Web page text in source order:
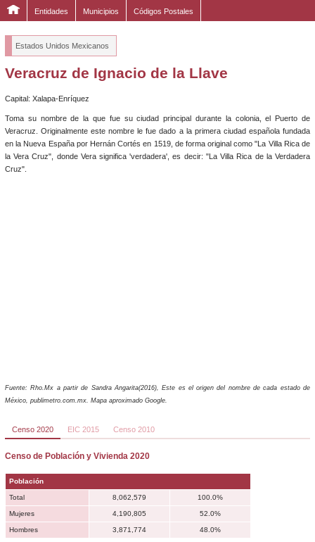
Entidades Municipios Códigos Postales
Estados Unidos Mexicanos
Veracruz de Ignacio de la Llave
Capital: Xalapa-Enríquez
Toma su nombre de la que fue su ciudad principal durante la colonia, el Puerto de
Veracruz. Originalmente este nombre le fue dado a la primera ciudad española fundada
en la Nueva España por Hernán Cortés en 1519, de forma original como "La Villa Rica de
la Vera Cruz", donde Vera significa 'verdadera', es decir: "La Villa Rica de la Verdadera
Cruz".
Fuente: Rho.Mx a partir de Sandra Angarita(2016), Este es el origen del nombre de cada estado de
México, publimetro.com.mx. Mapa aproximado Google.
Censo 2020 EIC 2015 Censo 2010
Censo de Población y Vivienda 2020
Población
Total 8,062,579 100.0%
Mujeres 4,190,805 52.0%
Hombres 3,871,774 48.0%